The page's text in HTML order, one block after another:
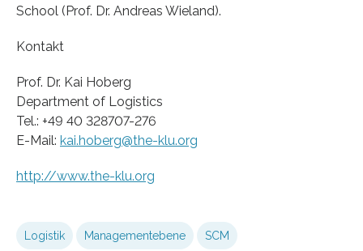
School (Prof. Dr. Andreas Wieland).
Kontakt
Prof. Dr. Kai Hoberg
Department of Logistics
Tel.: +49 40 328707-276
E-Mail: kai.hoberg@the-klu.org
http://www.the-klu.org
Logistik Managementebene SCM